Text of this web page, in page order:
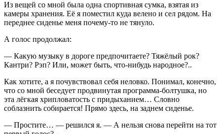
Из вещей со мной была одна спортивная сумка, взятая из
камеры хранения. Её я поместил куда велено и сел рядом. На
переднее сиденье меня почему-то не тянуло.
А голос продолжал:
— Какую музыку в дороге предпочитаете? Тяжёлый рок?
Кантри? Рэп? Или, может быть, что-нибудь народное?..
Как хотите, а я почувствовал себя неловко. Понимал, конечно,
что со мной беседует продвинутая программа-болтушка, но
эта лёгкая хрипловатость с придыханием… Словно
соблазнить собирается! Прямо здесь, на заднем сиденье.
— Простите… — решился я. — А нельзя снова перейти на тот